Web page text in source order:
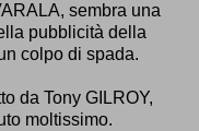
sembra una
pubblicità della
colpo di spada.
da Tony GILROY,
moltissimo.